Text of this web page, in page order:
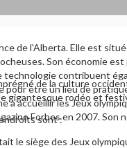
de l'Alberta. Elle est
Son économie
contribuent
être un lieu de
à accueillir les Jeux
Forbes en 2007.
de la culture
gigantesque rodéo et
sont :
le siège des Jeux